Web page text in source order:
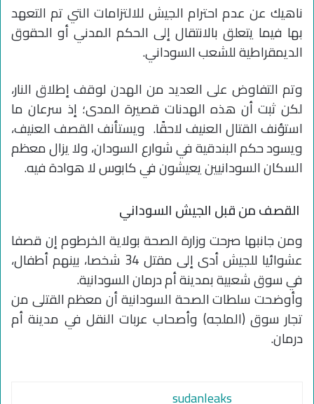
ناهيك عن عدم احترام الجيش للالتزامات التي تم التعهد
بها فيما يتعلق بالانتقال إلى الحكم المدني أو الحقوق
الديمقراطية للشعب السوداني.
وتم التفاوض على العديد من الهدن لوقف إطلاق النار،
لكن ثبت أن هذه الهدنات قصيرة المدى؛ إذ سرعان ما
استؤنف القتال العنيف لاحقًا. ويستأنف القصف العنيف،
ويسود حكم البندقية في شوارع السودان، ولا يزال معظم
السكان السودانيين يعيشون في كابوس لا هوادة فيه.
القصف من قبل الجيش السوداني
ومن جانبها صرحت وزارة الصحة بولاية الخرطوم إن قصفا
عشوائيا للجيش أدى إلى مقتل 34 شخصا، بينهم أطفال،
في سوق شعبية بمدينة أم درمان السودانية.
وأوضحت سلطات الصحة السودانية أن معظم القتلى من
تجار سوق (الملجه) وأصحاب عربات النقل في مدينة أم
درمان.
sudanleaks